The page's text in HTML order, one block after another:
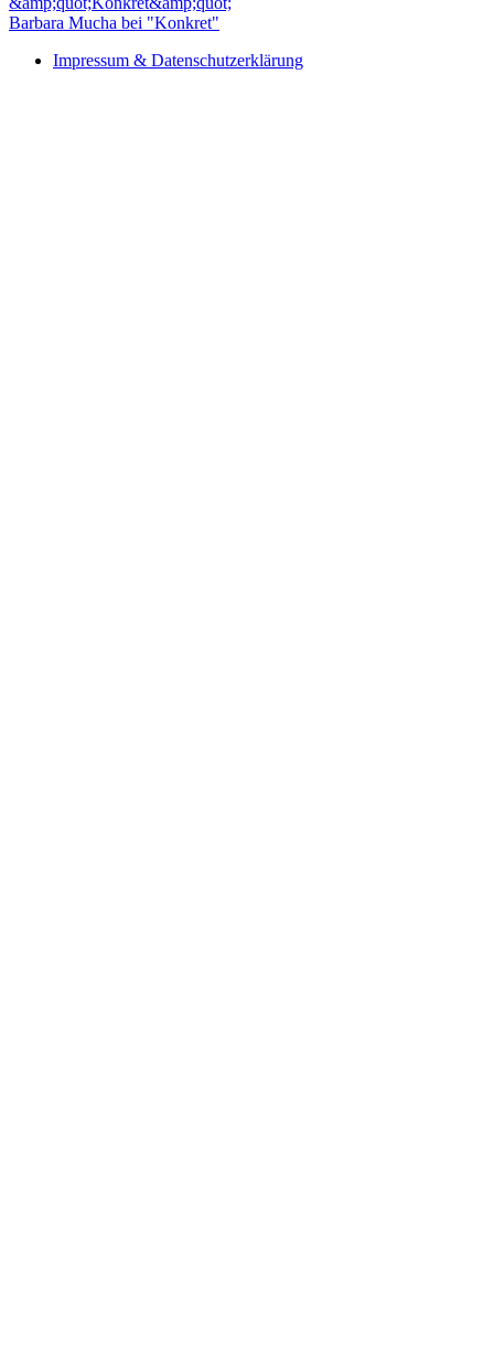
Barbara Mucha bei "Konkret"
Impressum & Datenschutzerklärung